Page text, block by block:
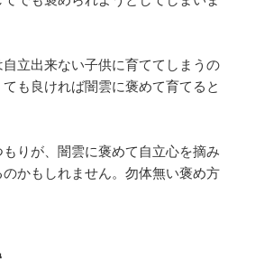
立出来ない子供に育ててしまうの
も良ければ闇雲に褒めて育てると
りが、闇雲に褒めて自立心を摘み
かもしれません。勿体無い褒め方